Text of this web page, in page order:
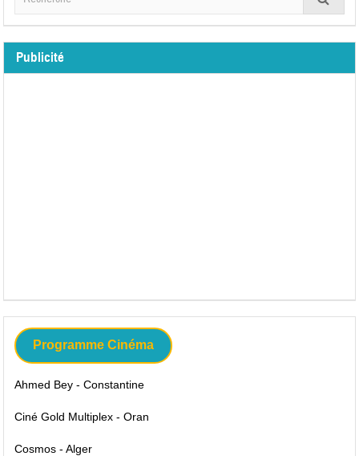
Publicité
Programme Cinéma
Ahmed Bey - Constantine
Ciné Gold Multiplex - Oran
Cosmos - Alger